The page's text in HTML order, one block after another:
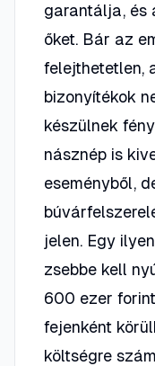
garantálja, és
őket. Bár az
felejthetetlen,
bizonyítékok
készülnek
násznép is
eseményből,
jelen. Egy
zsebbe kell
600 ezer
fejenként
költségre